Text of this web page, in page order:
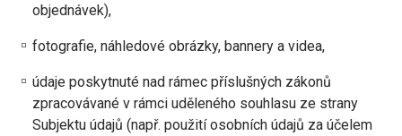
objednávek),
fotografie, náhledové obrázky, bannery a videa,
údaje poskytnuté nad rámec příslušných zákonů
zpracovávané v rámci uděleného souhlasu ze strany
Subjektu údajů (např. použití osobních údajů za účelem